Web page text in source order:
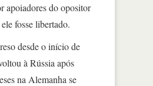
apoiadores do opositor
fosse libertado.
desde o início de
à Rússia após
na Alemanha se